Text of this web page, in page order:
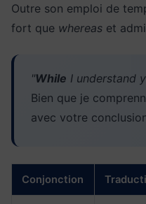
Outre son emploi de
fort que whereas et
"While I understand
Bien que je
avec votre
Conjonction